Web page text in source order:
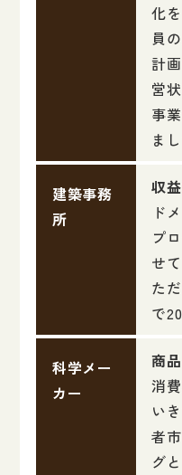
化
員
計
営
事
まし
建築事務
所
収
ド
プ
せ
た
で
科学メー
カー
商
消
い
者
グ